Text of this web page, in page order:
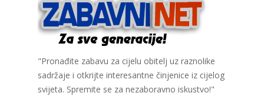
"Pronađite zabavu za cijelu obitelj uz raznolike
sadržaje i otkrijte interesantne činjenice iz cijelog
svijeta. Spremite se za nezaboravno iskustvo!"